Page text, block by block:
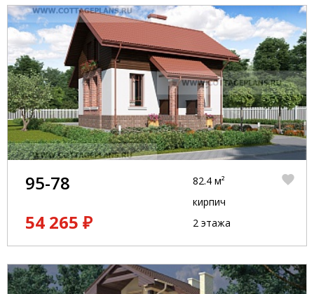
95-78
54 265 ₽
82.4 м²
кирпич
2 этажа